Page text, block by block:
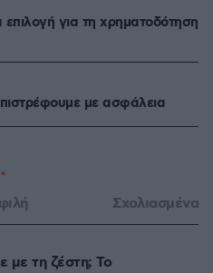
για τη χρηματοδότηση
με ασφάλεια
Σχολιασμένα
με τη ζέστη; Το